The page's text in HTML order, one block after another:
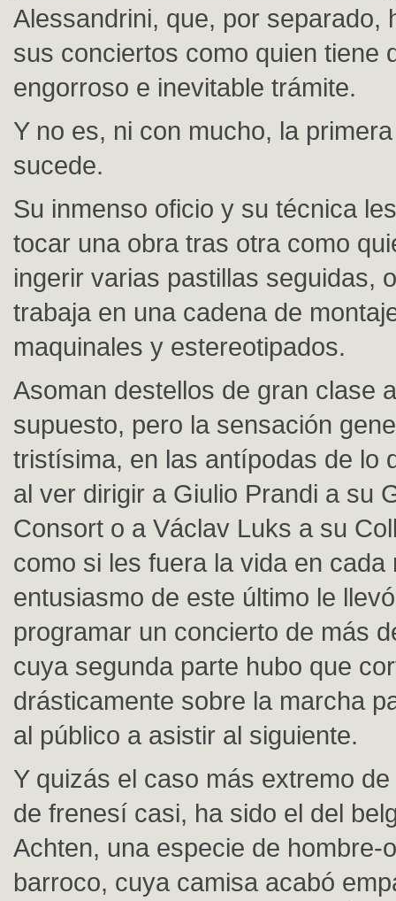
Alessandrini, que, por separado,
sus conciertos como quien tiene
engorroso e inevitable trámite.
Y no es, ni con mucho, la
sucede.
Su inmenso oficio y su técnica
tocar una obra tras otra como
ingerir varias pastillas seguidas,
trabaja en una cadena de
maquinales y estereotipados.
Asoman destellos de gran clase
supuesto, pero la sensación
tristísima, en las antípodas de lo
al ver dirigir a Giulio Prandi a su
Consort o a Václav Luks a su
como si les fuera la vida en cada
entusiasmo de este último le
programar un concierto de más
cuya segunda parte hubo que
drásticamente sobre la marcha
al público a asistir al siguiente.
Y quizás el caso más extremo
de frenesí casi, ha sido el del
Achten, una especie de hombre-
barroco, cuya camisa acabó